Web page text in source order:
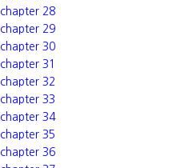
chapter 28
chapter 29
chapter 30
chapter 31
chapter 32
chapter 33
chapter 34
chapter 35
chapter 36